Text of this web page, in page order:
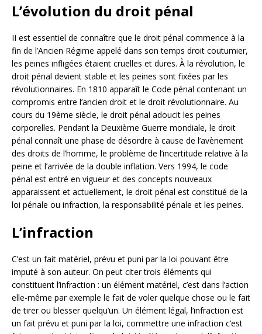
L’évolution du droit pénal
II est essentiel de connaître que le droit pénal commence à la
fin de l’Ancien Régime appelé dans son temps droit coutumier,
les peines infligées étaient cruelles et dures. À la révolution, le
droit pénal devient stable et les peines sont fixées par les
révolutionnaires. En 1810 apparaît le Code pénal contenant un
compromis entre l’ancien droit et le droit révolutionnaire. Au
cours du 19ème siècle, le droit pénal adoucit les peines
corporelles. Pendant la Deuxième Guerre mondiale, le droit
pénal connaît une phase de désordre à cause de l’avènement
des droits de l’homme, le problème de l’incertitude relative à la
peine et l’arrivée de la double inflation. Vers 1994, le code
pénal est entré en vigueur et des concepts nouveaux
apparaissent et actuellement, le droit pénal est constitué de la
loi pénale ou infraction, la responsabilité pénale et les peines.
L’infraction
C’est un fait matériel, prévu et puni par la loi pouvant être
imputé à son auteur. On peut citer trois éléments qui
constituent l’infraction : un élément matériel, c’est dans l’action
elle-même par exemple le fait de voler quelque chose ou le fait
de tirer ou blesser quelqu’un. Un élément légal, l’infraction est
un fait prévu et puni par la loi, commettre une infraction c’est